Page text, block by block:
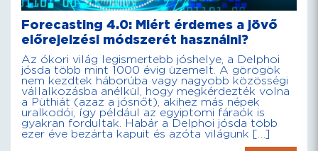
Forecasting 4.0: Miért érdemes a jövő
előrejelzési módszerét használni?
Az ókori világ legismertebb jóshelye, a Delphoi
jósda több mint 1000 évig üzemelt. A görögök
nem kezdtek háborúba vagy nagyobb közösségi
vállalkozásba anélkül, hogy megkérdezték volna
a Püthiát (azaz a jósnőt), akihez más népek
uralkodói, így például az egyiptomi fáraók is
gyakran fordultak. Habár a Delphoi jósda több
ezer éve bezárta kapuit és azóta világunk […]